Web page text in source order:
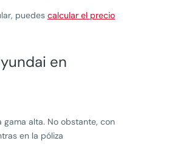
puedes calcular el precio
en
alta. No obstante, con
en la póliza